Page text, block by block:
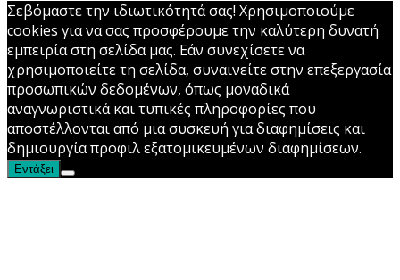
Σεβόμαστε την ιδιωτικότητά σας! Χρησιμοποιούμε
cookies για να σας προσφέρουμε την καλύτερη δυνατή
εμπειρία στη σελίδα μας. Εάν συνεχίσετε να
χρησιμοποιείτε τη σελίδα, συναινείτε στην επεξεργασία
προσωπικών δεδομένων, όπως μοναδικά
αναγνωριστικά και τυπικές πληροφορίες που
αποστέλλονται από μια συσκευή για διαφημίσεις και
δημιουργία προφιλ εξατομικευμένων διαφημίσεων.
Εντάξει